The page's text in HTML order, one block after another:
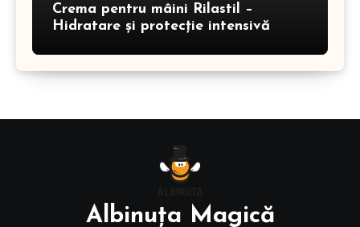
Crema pentru mâini Rilastil –
Hidratare și protecție intensivă
Albinuţa Magică